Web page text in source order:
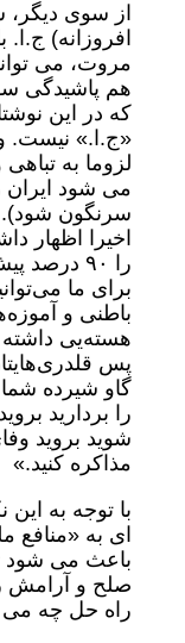
از سوی
افروزانه) ج.ا.
مروت، می
هم پاشیدگی
که در این
«ج.ا.» نیست.
لزوما به
می شود ایران
سرنگون
اخیرا اظهار
را ۹۰
برای ما
باطنی و
هسته‌یی
پس
گاو شیرده شما
را بردارید
شوید بروید
مذاکره کنید.»
با توجه به
ای به «منافع
صلح و آرامش
راه حل چه می